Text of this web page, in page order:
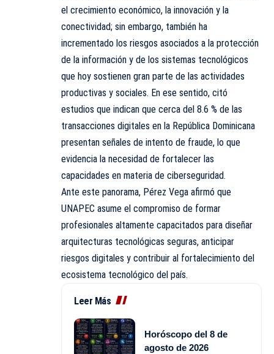
el crecimiento económico, la innovación y la
conectividad; sin embargo, también ha
incrementado los riesgos asociados a la protección
de la información y de los sistemas tecnológicos
que hoy sostienen gran parte de las actividades
productivas y sociales. En ese sentido, citó
estudios que indican que cerca del 8.6 % de las
transacciones digitales en la República Dominicana
presentan señales de intento de fraude, lo que
evidencia la necesidad de fortalecer las
capacidades en materia de ciberseguridad.
Ante este panorama, Pérez Vega afirmó que
UNAPEC asume el compromiso de formar
profesionales altamente capacitados para diseñar
arquitecturas tecnológicas seguras, anticipar
riesgos digitales y contribuir al fortalecimiento del
ecosistema tecnológico del país.
Leer Más
Horóscopo del 8 de
agosto de 2026